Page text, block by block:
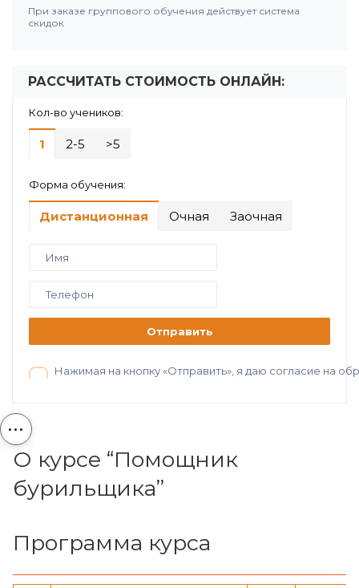
При заказе группового обучения действует система
скидок
РАССЧИТАТЬ СТОИМОСТЬ ОНЛАЙН:
Кол-во учеников:
1 2-5 >5
Форма обучения:
Дистанционная Очная Заочная
Отправить
Нажимая на кнопку «Отправить», я даю согласие на
...
О курсе “Помощник
бурильщика”
Программа курса